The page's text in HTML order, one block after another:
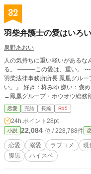
32
羽柴弁護士の愛はいろ
泉野あおい
人の気持ちに重い軽いがあるな
る。 ―――この愛は、重い。 ------------------------------------------ 羽柴健人（30）
羽柴法律事務所所長 鳳凰グル
い。』 好き：柊みゆ 嫌い：褒
→鳳凰グループ・ホウオウ総務
走ること 苦手：羽柴健人
恋愛 完結 長編 R15
24h.ポイント 28pt
小説 22,084 位 / 228,788件
恋愛 溺愛 ラブコメ 現
腹黒
ハイスペ